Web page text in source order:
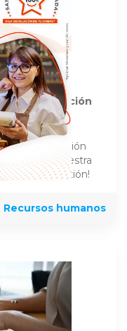
de Satisfacción
de Satisfacción
es nuestra
de Gestión!
Recursos humanos